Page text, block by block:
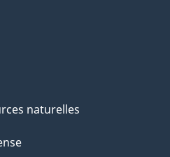
naturelles